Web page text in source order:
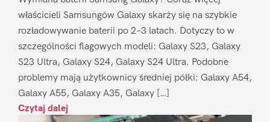
właścicieli Samsungów Galaxy skarży się na szybkie
rozładowywanie baterii po 2–3 latach. Dotyczy to w
szczególności flagowych modeli: Galaxy S23, Galaxy
S23 Ultra, Galaxy S24, Galaxy S24 Ultra. Podobne
problemy mają użytkownicy średniej półki: Galaxy A54,
Galaxy A55, Galaxy A35, Galaxy […]
Czytaj dalej